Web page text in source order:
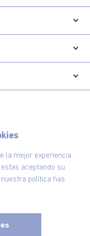
la mejor experiencia
aceptando su
política has